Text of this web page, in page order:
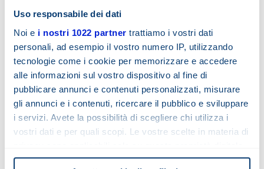
Uso responsabile dei dati
Noi e i nostri 1022 partner trattiamo i vostri dati
personali, ad esempio il vostro numero IP, utilizzando
tecnologie come i cookie per memorizzare e accedere
alle informazioni sul vostro dispositivo al fine di
pubblicare annunci e contenuti personalizzati, misurare
gli annunci e i contenuti, ricercare il pubblico e sviluppare
i servizi. Avete la possibilità di scegliere chi utilizza i
vostri dati e per quali scopi. Le vostre scelte in materia di
in cui avete effettuato le vostre scelte. È possibile
navigazione e
l'interazione dei
visitatori sul sito
web per
l'ottimizzazione
interna del sito.
lang
my.motov Ricorda la versione
web selezionata
1 anno